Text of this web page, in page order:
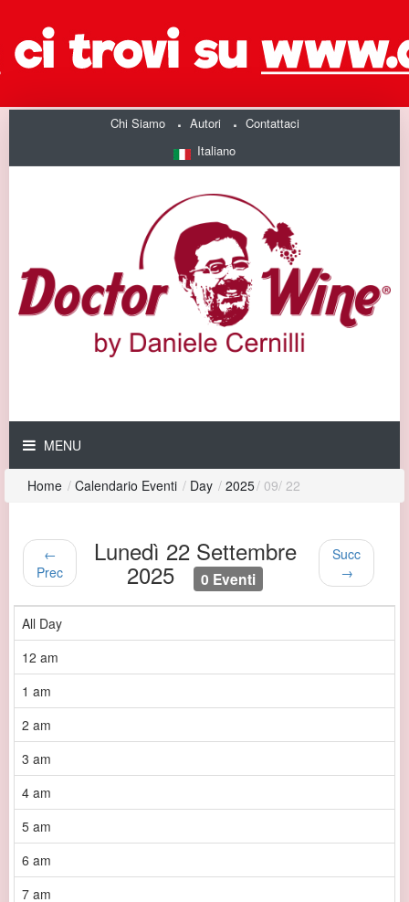
Chi Siamo Autori
Contattaci
Italiano
MENU
Home / Calendario Eventi / Day / 2025/ 09/ 22
←
Prec
Lunedì 22 Settembre
2025 0 Eventi
Succ
→
All Day
12 am
1 am
2 am
3 am
4 am
5 am
6 am
7 am